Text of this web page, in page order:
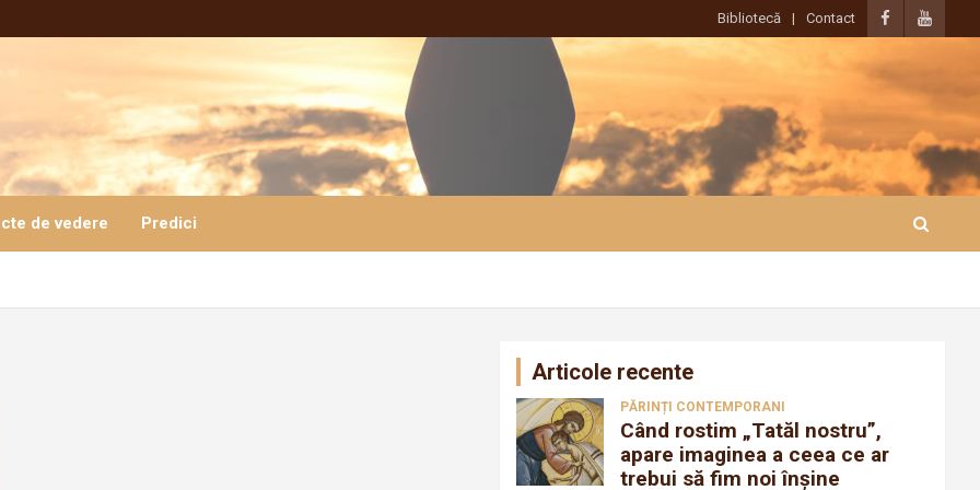
Bibliotecă Contact
de vedere Predici
Articole recente
PĂRINȚI CONTEMPORANI
Când rostim „Tatăl nostru”,
apare imaginea a ceea ce ar
trebui să fim noi înșine